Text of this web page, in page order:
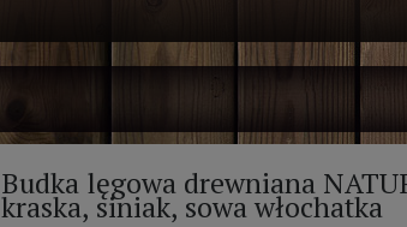
Budka lęgowa drewniana
kraska, siniak, sowa włochatka